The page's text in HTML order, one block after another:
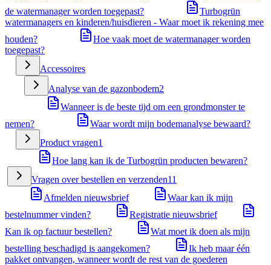
de watermanager worden toegepast?
Turbogrün
watermanagers en kinderen/huisdieren - Waar moet ik rekening mee
houden?
Hoe vaak moet de watermanager worden
toegepast?
Accessoires
Analyse van de gazonbodem2
Wanneer is de beste tijd om een grondmonster te
nemen?
Waar wordt mijn bodemanalyse bewaard?
Product vragen1
Hoe lang kan ik de Turbogrün producten bewaren?
Vragen over bestellen en verzenden11
Afmelden nieuwsbrief
Waar kan ik mijn
bestelnummer vinden?
Registratie nieuwsbrief
Kan ik op factuur bestellen?
Wat moet ik doen als mijn
bestelling beschadigd is aangekomen?
Ik heb maar één
pakket ontvangen, wanneer wordt de rest van de goederen